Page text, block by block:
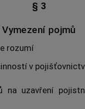
§ 3
Vymezení pojmů
rozumí
v
na uzavření